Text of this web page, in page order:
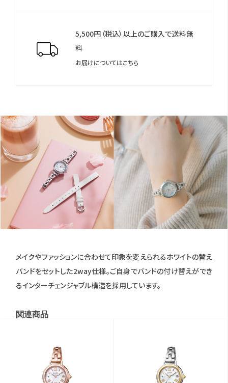
5,500円（税込）以上のご購入で送料無
料
お届けについてはこちら
メイクやファッションに合わせて印象を変えられるホワイトの替え
バンドをセットした2way仕様。ご自身でバンドの付け替えができ
るインターチェンジャブル構造を採用しています。
関連商品